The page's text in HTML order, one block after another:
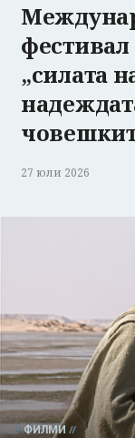
фестивал
„силата
27 юли 2026
ФИЛМИ